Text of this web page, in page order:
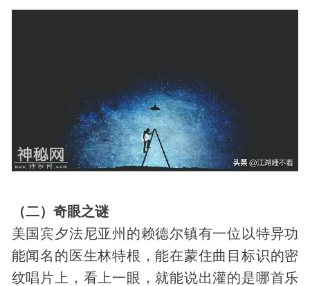
（二）奇眼之谜
美国宾夕法尼亚州的赖德尔镇有一位以特异功
能闻名的医生林特根，能在蒙住曲目标识的密
纹唱片上，看上一眼，就能说出灌的是哪首乐